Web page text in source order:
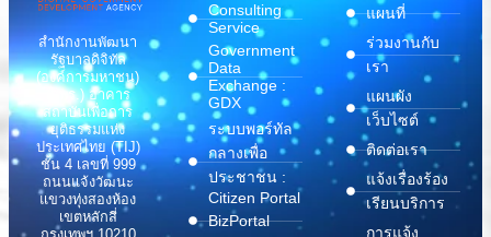
สำนักงานพัฒนา
รัฐบาลดิจิทัล
(องค์การมหาชน)
(สพร.) อาคาร
สถาบันเพื่อการ
ยุติธรรมแห่ง
ประเทศไทย (TIJ)
ชั้น 4 เลขที่ 999
ถนนแจ้งวัฒนะ
แขวงทุ่งสองห้อง
เขตหลักสี่
Consulting
Service
Government
Data
Exchange :
GDX
ระบบพอร์ทัล
กลางเพื่อ
ประชาชน :
Citizen Portal
BizPortal
แผนที่
ร่วมงานกับ
เรา
แผนผัง
เว็บไซต์
ติดต่อเรา
แจ้งเรื่องร้อง
เรียนบริการ
การแจ้ง